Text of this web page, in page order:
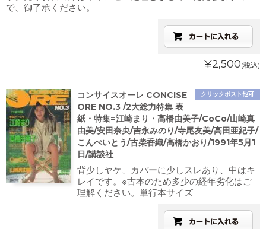
で、御了承ください。
¥2,500(税込)
クリックポスト他可
コンサイスオーレ CONCISE
ORE NO.3 /2大総力特集 表
紙・特集=江崎まり・高橋由美子/CoCo/山崎真
由美/安田奈央/吉永みのり/寺尾友美/高田亜紀子/
こんぺいとう/古柴香織/高橋かおり/1991年5月1
日/講談社
背少しヤケ、カバーに少しスレあり、中はキ
レイです。※古本のため多少の経年劣化はご
理解ください。単行本サイズ